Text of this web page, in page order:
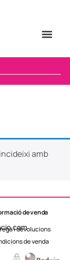
amb
de venda
i devolucions
de venda